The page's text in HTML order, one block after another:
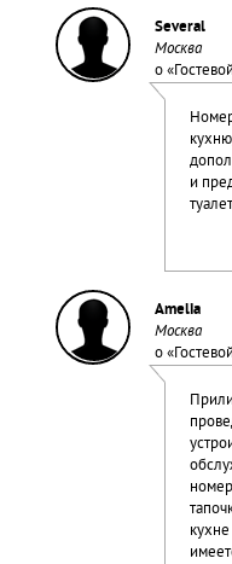
Several
Москва
о «
и
Amelia
Москва
о «